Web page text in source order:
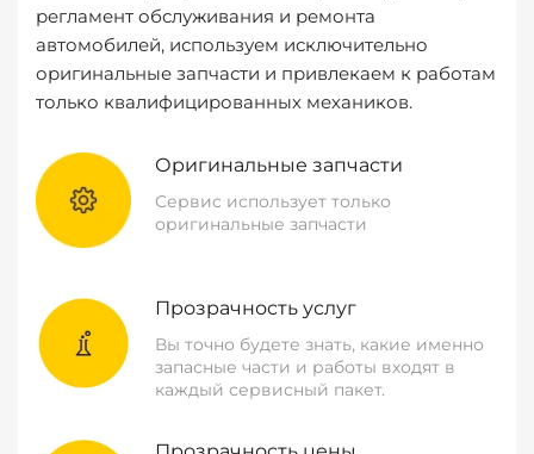
регламент обслуживания и ремонта
автомобилей, используем исключительно
оригинальные запчасти и привлекаем к работам
только квалифицированных механиков.
Оригинальные запчасти
Сервис использует только
оригинальные запчасти
Прозрачность услуг
Вы точно будете знать, какие именно
запасные части и работы входят в
каждый сервисный пакет.